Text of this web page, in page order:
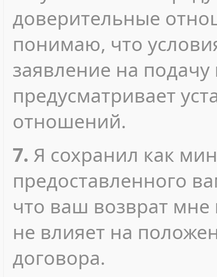
доверительные
понимаю, что
заявление на
предусматривает
отношений.
7. Я сохранил как
предоставленного
что ваш возврат
не влияет на
договора.